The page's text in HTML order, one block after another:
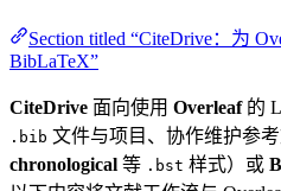
Section titled “CiteDrive：为
BibLaTeX”
CiteDrive 面向使用 Overleaf的
.bib 文件与项目、协作维护参
chronological 等 .bst 样式）或